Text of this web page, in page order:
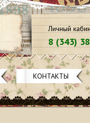
Личный
8 (343)
КОНТАКТЫ